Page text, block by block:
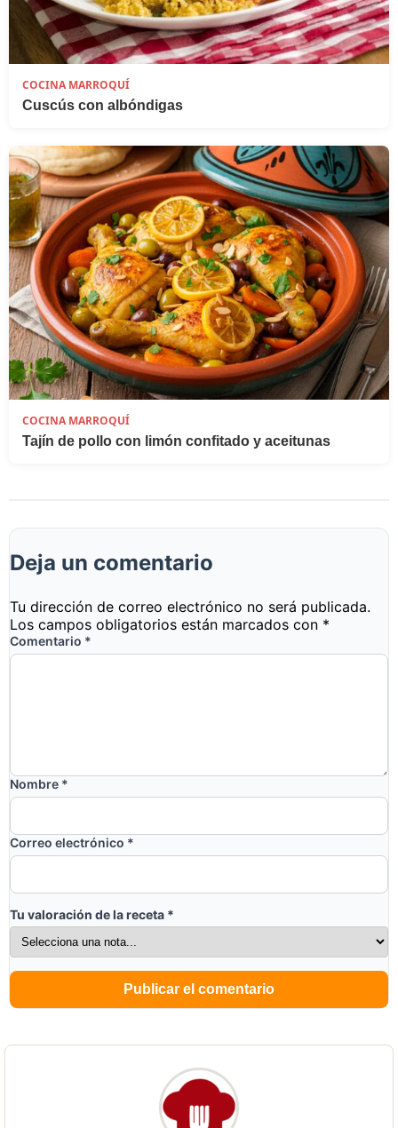
COCINA MARROQUÍ
Cuscús con albóndigas
COCINA MARROQUÍ
Tajín de pollo con limón confitado y aceitunas
Deja un comentario
Tu dirección de correo electrónico no será publicada.
Los campos obligatorios están marcados con *
Comentario *
Nombre *
Correo electrónico *
Tu valoración de la receta *